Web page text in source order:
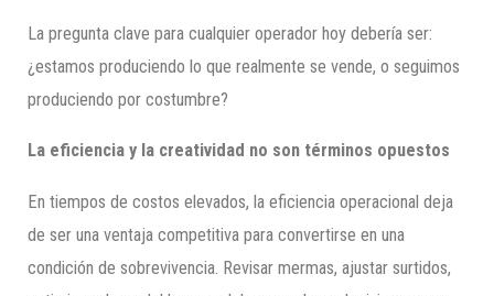
La pregunta clave para cualquier operador hoy debería ser:
¿estamos produciendo lo que realmente se vende, o seguimos
produciendo por costumbre?
La eficiencia y la creatividad no son términos opuestos
En tiempos de costos elevados, la eficiencia operacional deja
de ser una ventaja competitiva para convertirse en una
condición de sobrevivencia. Revisar mermas, ajustar surtidos,